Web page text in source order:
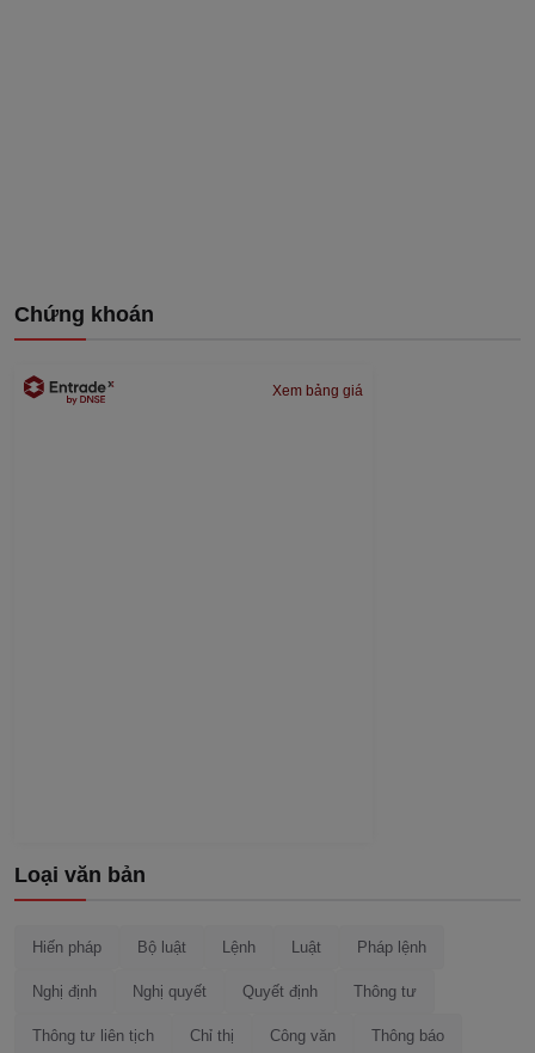
Chứng khoán
Xem bảng giá
Loại văn bản
Hiến pháp Bộ luật Lệnh Luật Pháp lệnh
Nghị định Nghị quyết Quyết định Thông tư
Thông tư liên tịch Chỉ thị Công văn Thông báo